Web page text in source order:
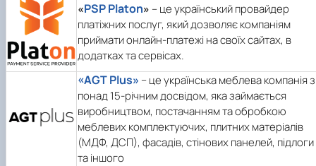
«PSP Platon» – це український провайдер
платіжних послуг, який дозволяє компаніям
приймати онлайн-платежі на своїх сайтах, в
додатках та сервісах.
«AGT Plus» − це українська меблева компанія з
понад 15-річним досвідом, яка займається
виробництвом, постачанням та обробкою
меблевих комплектуючих, плитних матеріалів
(МДФ, ДСП), фасадів, стінових панелей, підлоги
та іншого